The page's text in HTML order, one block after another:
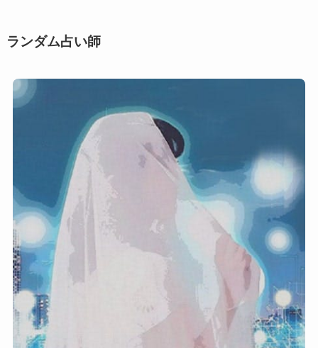
ン
ランダム占い師